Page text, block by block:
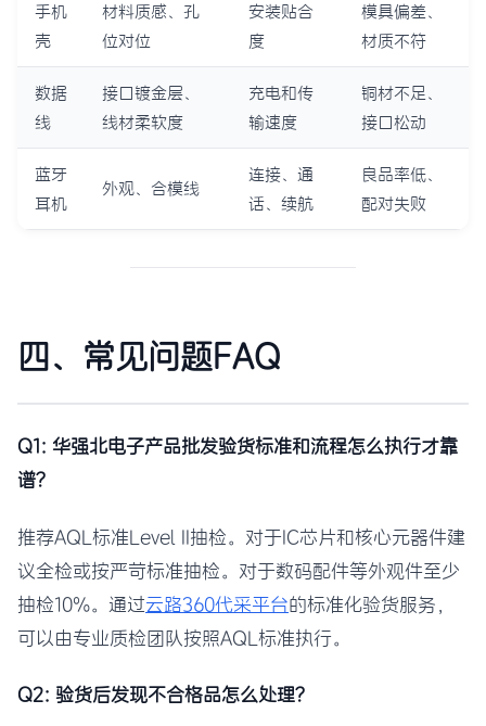
手机
壳
材料质感、孔
位对位
安装贴合
度
模具偏差、
材质不符
数据
线
接口镀金层、
线材柔软度
充电和传
输速度
铜材不足、
接口松动
蓝牙
耳机
外观、合模线
连接、通
话、续航
良品率低、
配对失败
四、常见问题FAQ
Q1: 华强北电子产品批发验货标准和流程怎么执行才靠
谱？
推荐AQL标准Level II抽检。对于IC芯片和核心元器件建
议全检或按严苛标准抽检。对于数码配件等外观件至少
抽检10%。通过云路360代采平台的标准化验货服务，
可以由专业质检团队按照AQL标准执行。
Q2: 验货后发现不合格品怎么处理？